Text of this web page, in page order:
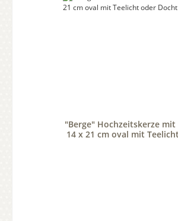
"Berge" Hochzeitskerze
14 x 21 cm oval mit